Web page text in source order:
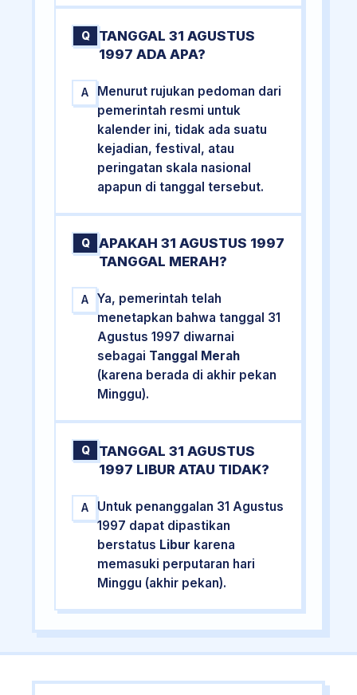
Q
TANGGAL 31 AGUSTUS
1997 ADA APA?
A
Menurut rujukan pedoman dari
pemerintah resmi untuk
kalender ini, tidak ada suatu
kejadian, festival, atau
peringatan skala nasional
apapun di tanggal tersebut.
Q
APAKAH 31 AGUSTUS 1997
TANGGAL MERAH?
A
Ya, pemerintah telah
menetapkan bahwa tanggal 31
Agustus 1997 diwarnai
sebagai Tanggal Merah
(karena berada di akhir pekan
Minggu).
Q
TANGGAL 31 AGUSTUS
1997 LIBUR ATAU TIDAK?
A
Untuk penanggalan 31 Agustus
1997 dapat dipastikan
berstatus Libur karena
memasuki perputaran hari
Minggu (akhir pekan).